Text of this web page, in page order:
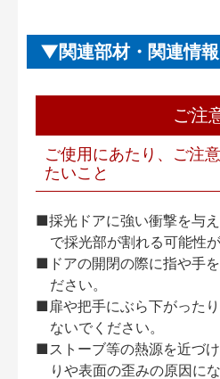
関連部材・関連情報
ご注
ご使用にあたり、ご注
たいこと
■採光ドアに強い衝撃を与
で採光部が割れる可能性が
■ドアの開閉の際に指や手
ださい。
■扉や把手にぶら下がった
ないでください。
■ストーブ等の熱源を近づ
りや表面の歪みの原因にな